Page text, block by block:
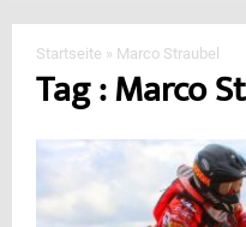
MENU
Startseite » Marco Straubel
Tag : Marco